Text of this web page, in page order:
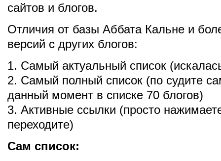
сайтов и блогов.
Отличия от базы Аббата Кальне и
версий с других блогов:
1. Самый актуальный список
2. Самый полный список (по судите
данный момент в списке 70 блогов)
3. Активные ссылки (просто
переходите)
Сам список: